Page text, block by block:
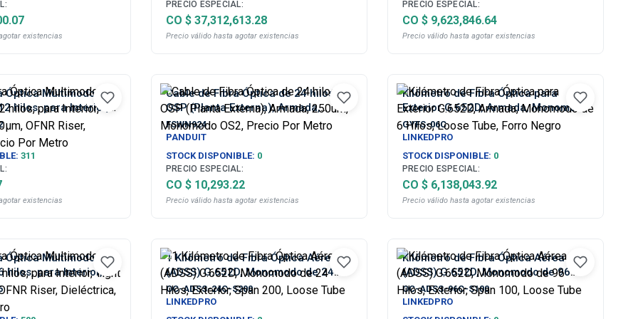
existencias
PRECIO ESPECIAL:
CO $ 37,312,613.28
Precio válido hasta agotar existencias
PRECIO ESPECIAL:
CO $ 9,623,846.64
Precio válido hasta agotar existencias
Óptica Multimodo
hilos, para Interior,
OFNR Riser,
Por Metro
311
existencias
Cable de Fibra Óptica de 24 hilos,
OSP (Planta Externa), Armada,
250um, Monomodo OS2, Precio Por
Metro
FSWN924
PANDUIT
STOCK DISPONIBLE: 0
PRECIO ESPECIAL:
CO $ 10,293.22
Precio válido hasta agotar existencias
Kilómetro de Fibra Óptica para
Exterior G.652D, Armada, Monomodo
de 6 Hilos, Loose Tube, Forro Negro
GYFS-06C
LINKEDPRO
STOCK DISPONIBLE: 0
PRECIO ESPECIAL:
CO $ 6,138,043.92
Precio válido hasta agotar existencias
Óptica Multimodo
hilos, para Interior,
OFNR Riser,
Por Metro
1 Kilómetro de Fibra Óptica Aérea
(ADSS) G.652D, Monomodo de 24
Hilos, Exterior, Span 200, Loose
Tube
OC-ADSS-24C-S200
LINKEDPRO
Kilómetro de Fibra Óptica Aérea
(ADSS) G.652D, Monomodo de 96
Hilos, Exterior, Span 100, Loose
Tube
OC-ADSS-96C-S100
LINKEDPRO